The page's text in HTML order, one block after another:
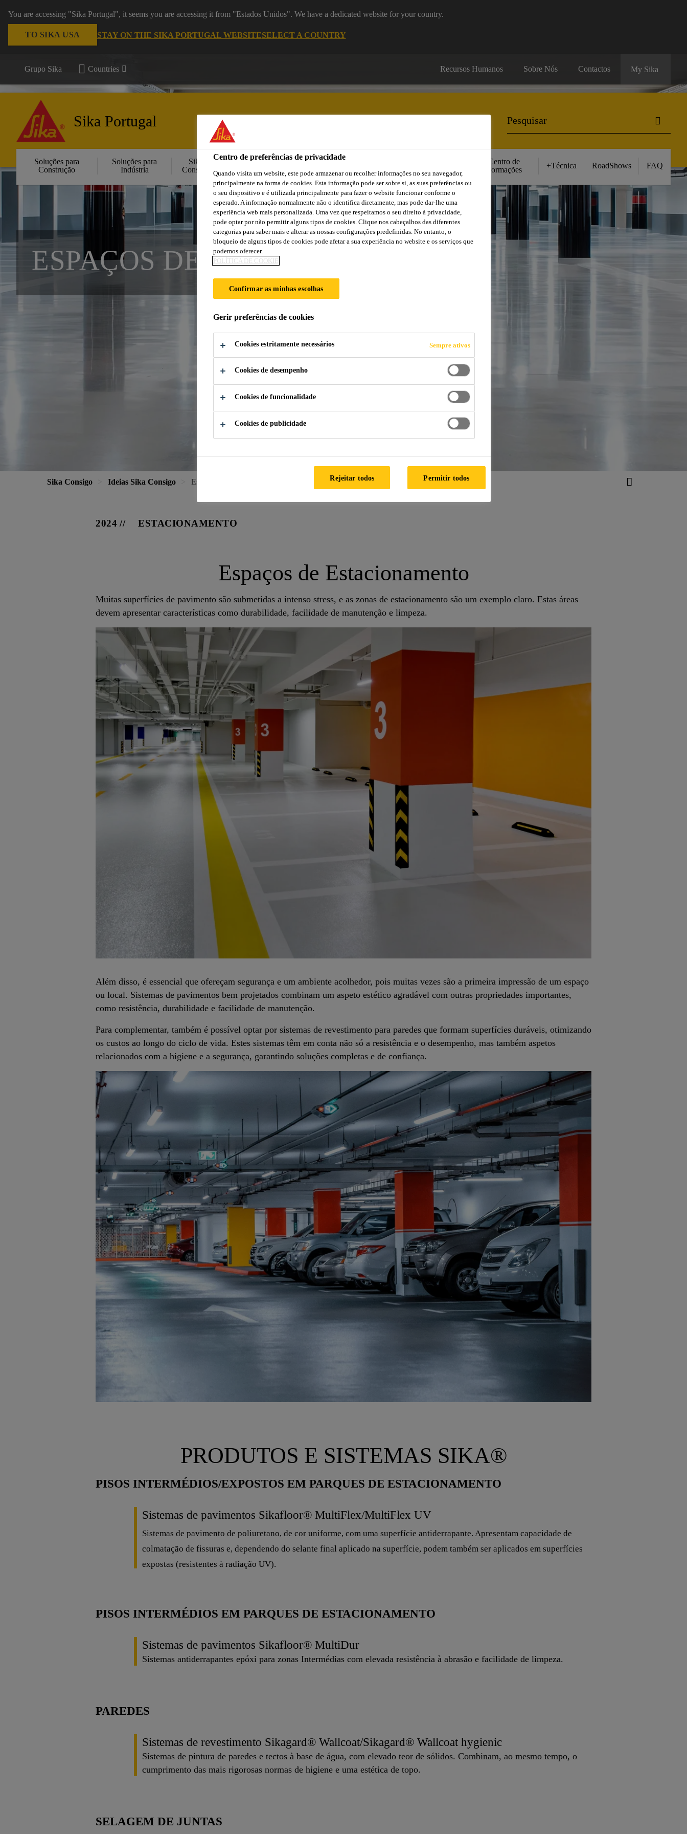
You are accessing "Sika Portugal", it seems you are accessing it from "Estados Unidos". We have a dedicated website for your country.
TO SIKA USA STAY ON THE SIKA PORTUGAL WEBSITESELECT A COUNTRY
Grupo Sika Countries Recursos Humanos Sobre Nós Contactos My Sika
Sika Portugal
Soluções para
Construção
Soluções para
Indústria
Sika
Consigo
Cidade
Sika
Lojas /
Aplicadores Sika
Centro de
Formações
+Técnica RoadShows FAQ
ESPAÇOS DE ESTACIONAMENTO
Sika Consigo Ideias Sika Consigo Espaços de estacionamento
2024 ESTACIONAMENTO
Espaços de Estacionamento
Muitas superfícies de pavimento são submetidas a intenso stress, e as zonas de estacionamento são um exemplo claro. Estas áreas
devem apresentar características como durabilidade, facilidade de manutenção e limpeza.
Além disso, é essencial que ofereçam segurança e um ambiente acolhedor, pois muitas vezes são a primeira impressão de um espaço
ou local. Sistemas de pavimentos bem projetados combinam um aspeto estético agradável com outras propriedades importantes,
como resistência, durabilidade e facilidade de manutenção.
Para complementar, também é possível optar por sistemas de revestimento para paredes que formam superfícies duráveis, otimizando
os custos ao longo do ciclo de vida. Estes sistemas têm em conta não só a resistência e o desempenho, mas também aspetos
relacionados com a higiene e a segurança, garantindo soluções completas e de confiança.
PRODUTOS E SISTEMAS SIKA®
PISOS INTERMÉDIOS/EXPOSTOS EM PARQUES DE ESTACIONAMENTO
Sistemas de pavimentos Sikafloor® MultiFlex/MultiFlex UV
Sistemas de pavimento de poliuretano, de cor uniforme, com uma superfície antiderrapante. Apresentam capacidade de
colmatação de fissuras e, dependendo do selante final aplicado na superfície, podem também ser aplicados em superfícies
expostas (resistentes à radiação UV).
PISOS INTERMÉDIOS EM PARQUES DE ESTACIONAMENTO
Sistemas de pavimentos Sikafloor® MultiDur
Sistemas antiderrapantes epóxi para zonas Intermédias com elevada resistência à abrasão e facilidade de limpeza.
PAREDES
Sistemas de revestimento Sikagard® Wallcoat/Sikagard® Wallcoat hygienic
Sistemas de pintura de paredes e tectos à base de água, com elevado teor de sólidos. Combinam, ao mesmo tempo, o
cumprimento das mais rigorosas normas de higiene e uma estética de topo.
SELAGEM DE JUNTAS
Centro de preferências de privacidade
Quando visita um website, este pode armazenar ou recolher informações no seu navegador,
principalmente na forma de cookies. Esta informação pode ser sobre si, as suas preferências ou
o seu dispositivo e é utilizada principalmente para fazer o website funcionar conforme o
esperado. A informação normalmente não o identifica diretamente, mas pode dar-lhe uma
experiência web mais personalizada. Uma vez que respeitamos o seu direito à privacidade,
pode optar por não permitir alguns tipos de cookies. Clique nos cabeçalhos das diferentes
categorias para saber mais e alterar as nossas configurações predefinidas. No entanto, o
bloqueio de alguns tipos de cookies pode afetar a sua experiência no website e os serviços que
podemos oferecer.
POLÍTICA DE COOKIE
Confirmar as minhas escolhas
Gerir preferências de cookies
Cookies estritamente necessários Sempre ativos
Cookies de desempenho
Cookies de funcionalidade
Cookies de publicidade
Rejeitar todos Permitir todos